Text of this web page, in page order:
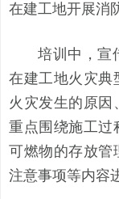
在建工地开展消
培训中，宣
在建工地火灾典
火灾发生的原因
重点围绕施工过
可燃物的存放管
注意事项等内容